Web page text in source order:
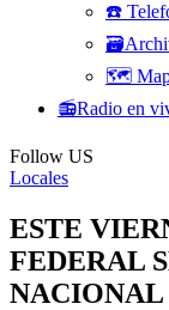
☎️
🗺️
📻Radio en
Follow US
Locales
ESTE
FEDERAL
NACIONAL